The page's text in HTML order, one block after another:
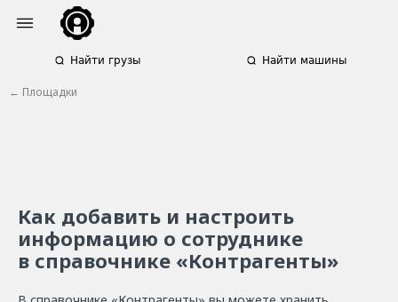
Найти грузы Найти машины
← Площадки
Как добавить и настроить
информацию о сотруднике
в справочнике «Контрагенты»